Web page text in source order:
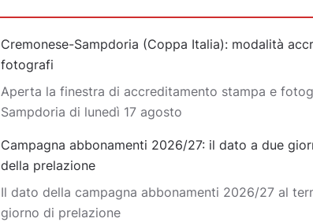
Cremonese-Sampdoria (Coppa Italia): modalità
fotografi
Aperta la finestra di accreditamento stampa e
Sampdoria di lunedì 17 agosto
Campagna abbonamenti 2026/27: il dato a due
della prelazione
Il dato della campagna abbonamenti 2026/27 al
giorno di prelazione